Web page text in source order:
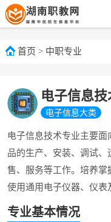
首页 > 中职专业
电子信息技
电子信息大类
电子信息技术专业主要
品的生产、安装、调试
售、服务等工作。培养
使用通用电子仪器、仪表
专业基本情况